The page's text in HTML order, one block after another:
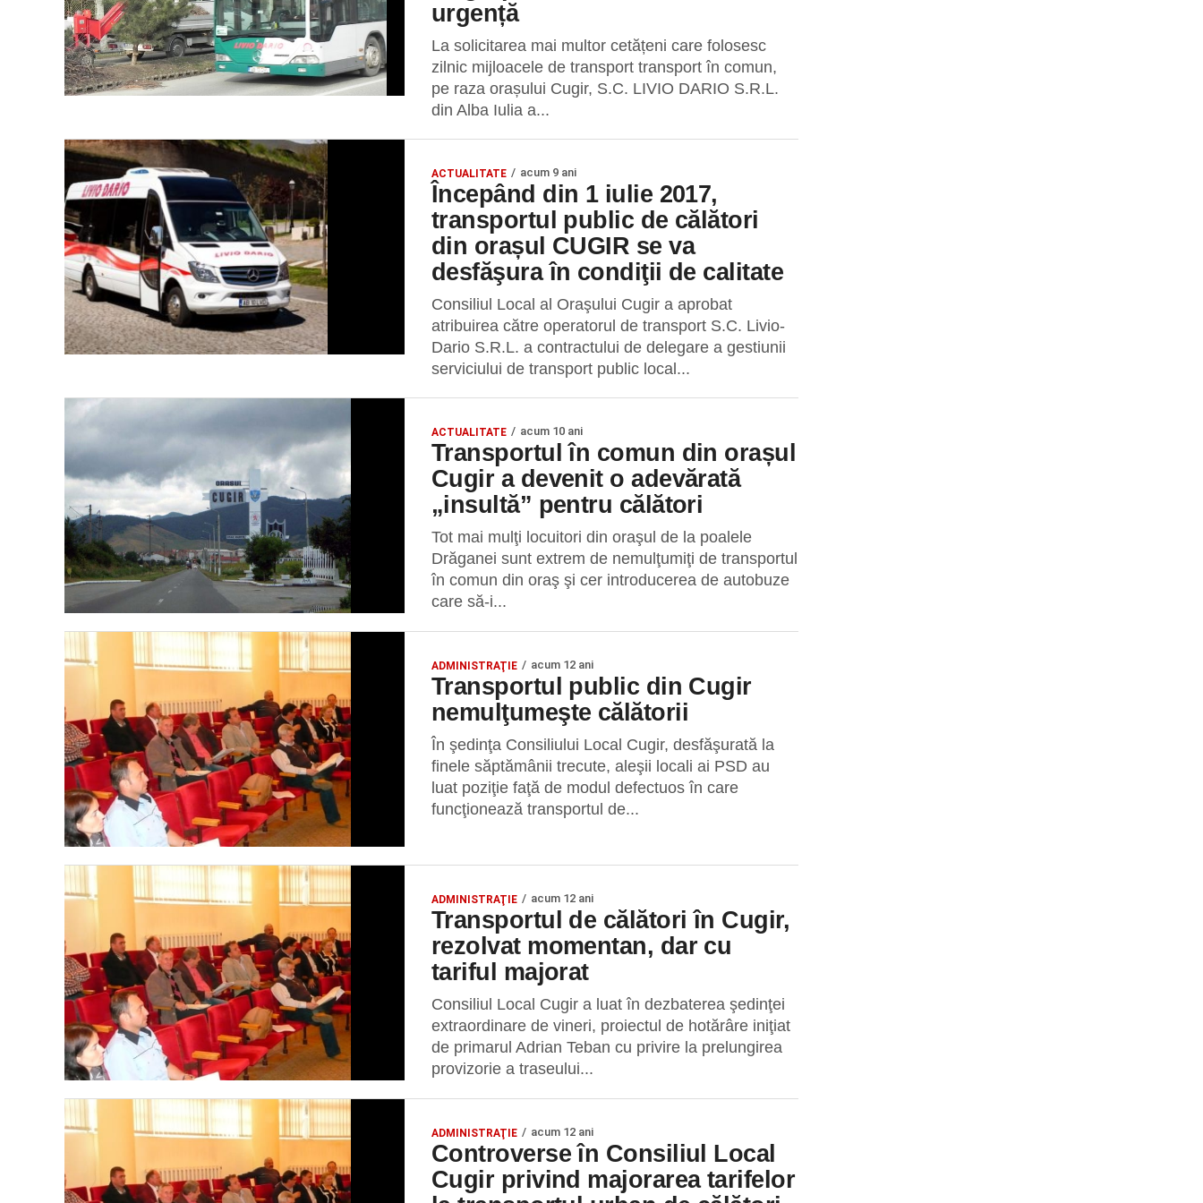
urgență
La solicitarea mai multor cetățeni care folosesc
zilnic mijloacele de transport transport în comun,
pe raza orașului Cugir, S.C. LIVIO DARIO S.R.L.
din Alba Iulia a...
ACTUALITATE acum 9 ani
Începând din 1 iulie 2017,
transportul public de călători
din orașul CUGIR se va
desfăşura în condiţii de calitate
Consiliul Local al Oraşului Cugir a aprobat
atribuirea către operatorul de transport S.C. Livio-
Dario S.R.L. a contractului de delegare a gestiunii
serviciului de transport public local...
ACTUALITATE acum 10 ani
Transportul în comun din orașul
Cugir a devenit o adevărată
„insultă” pentru călători
Tot mai mulţi locuitori din oraşul de la poalele
Drăganei sunt extrem de nemulţumiţi de transportul
în comun din oraş şi cer introducerea de autobuze
care să-i...
ADMINISTRAŢIE acum 12 ani
Transportul public din Cugir
nemulţumeşte călătorii
În şedinţa Consiliului Local Cugir, desfăşurată la
finele săptămânii trecute, aleşii locali ai PSD au
luat poziţie faţă de modul defectuos în care
funcţionează transportul de...
ADMINISTRAŢIE acum 12 ani
Transportul de călători în Cugir,
rezolvat momentan, dar cu
tariful majorat
Consiliul Local Cugir a luat în dezbaterea şedinţei
extraordinare de vineri, proiectul de hotărâre iniţiat
de primarul Adrian Teban cu privire la prelungirea
provizorie a traseului...
ADMINISTRAŢIE acum 12 ani
Controverse în Consiliul Local
Cugir privind majorarea tarifelor